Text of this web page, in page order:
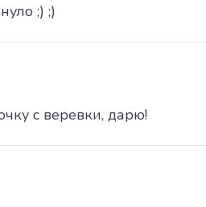
;) ;)
с веревки, дарю!